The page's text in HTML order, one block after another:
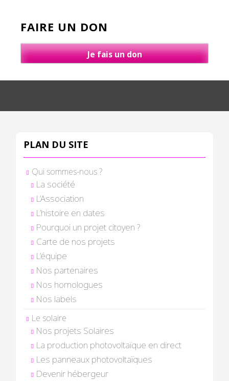
FAIRE UN DON
Je fais un don
PLAN DU SITE
Qui sommes-nous ?
La société
L’Association
L’histoire en dates
Pourquoi un projet citoyen ?
Carte de nos projets
L’équipe
Nos partenaires
Nos homologues
Nos labels
Le solaire
Nos projets Solaires
La production photovoltaïque en direct
Les panneaux photovoltaïques
Devenir hébergeur